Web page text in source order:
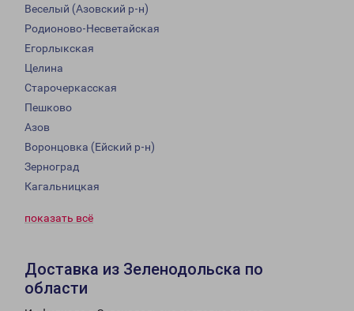
Веселый (Азовский р-н)
Родионово-Несветайская
Егорлыкская
Целина
Старочеркасская
Пешково
Азов
Воронцовка (Ейский р-н)
Зерноград
Кагальницкая
показать всё
Доставка из Зеленодольска по
области